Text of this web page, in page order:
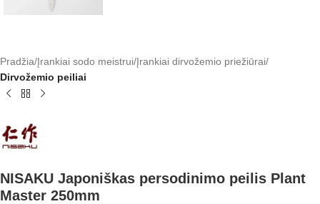
Pradžia Įrankiai sodo meistrui Įrankiai dirvožemio priežiūrai
Dirvožemio peiliai
NISAKU Japoniškas persodinimo peilis Plant
Master 250mm